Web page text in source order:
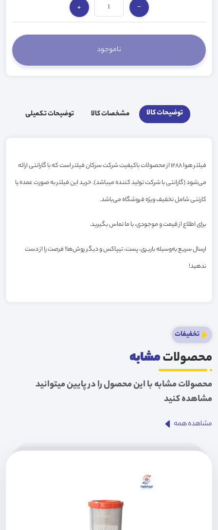
−
+
توضیحات کالا مشخصات کالا توضیحات تکمیلی
فیلتر هوا 1288 از محصولات باکیفیت شرکت سرکان فیلتر است که با گارانتی ارائه
می‌شود (گارانتی با شرکت تولید کننده میباشد). خرید این فیلتر به صورت عمده یا
کارتنی شامل تخفیف ویژه فروشگاه می‌باشد.
برای اطلاع از قیمت و موجودی، با ما تماس بگیرید.
ارسال سریع به‌وسیله باربری، پست، تیپاکس و دیگر روش‌ها! فرصت را از دست
ندهید!
تخفیفات
محصولاتمشابه
محصولات مشابه با این محصول را در پایین میتوانید
مشاهده کنید
مشاهده همه